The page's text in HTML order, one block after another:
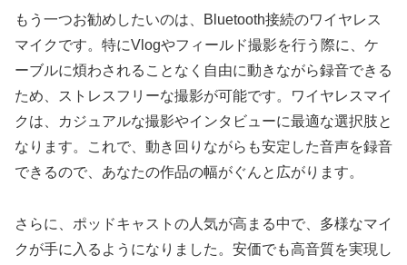
もう一つお勧めしたいのは、Bluetooth接続のワイヤレス
マイクです。特にVlogやフィールド撮影を行う際に、ケ
ーブルに煩わされることなく自由に動きながら録音できる
ため、ストレスフリーな撮影が可能です。ワイヤレスマイ
クは、カジュアルな撮影やインタビューに最適な選択肢と
なります。これで、動き回りながらも安定した音声を録音
できるので、あなたの作品の幅がぐんと広がります。
さらに、ポッドキャストの人気が高まる中で、多様なマイ
クが手に入るようになりました。安価でも高音質を実現し